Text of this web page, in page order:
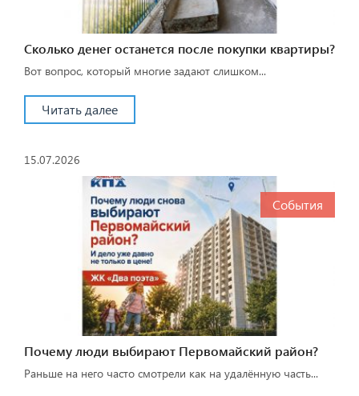
Сколько денег останется после покупки квартиры?
Вот вопрос, который многие задают слишком...
Читать далее
15.07.2026
События
Почему люди выбирают Первомайский район?
Раньше на него часто смотрели как на удалённую часть...